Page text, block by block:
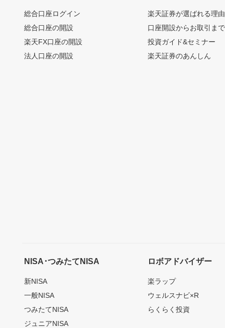
総合口座ログイン
総合口座の開設
楽天FX口座の開設
法人口座の開設
楽天証券が選ばれる理由
口座開設からお取引ま
投資ガイド&セミナー
楽天証券のあんしん
NISA･つみたてNISA
新NISA
一般NISA
つみたてNISA
ジュニアNISA
ロボアドバイザー
楽ラップ
ウェルスナビ×R
らくらく投資